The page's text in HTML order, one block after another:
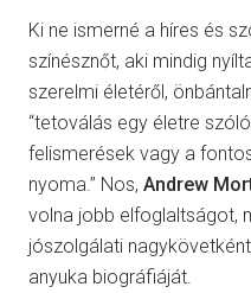
Ki ne ismerné a híres és
színésznőt, aki mindig
szerelmi életéről,
“tetoválás egy életre
felismerések vagy a
nyoma.” Nos, Andrew
volna jobb elfoglaltságot,
jószolgálati
anyuka biográfiáját.